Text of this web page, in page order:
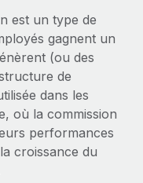
dans le monde
liées à l’emploi
en toute simplicité
aux autres
pour les RH et la
freelances
et les vitesses de
est un type de
gagnent un
(ou des
de
dans les
où la commission
performances
croissance du